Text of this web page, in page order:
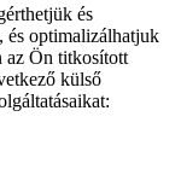
és
és optimalizálhatjuk
az Ön titkosított
külső